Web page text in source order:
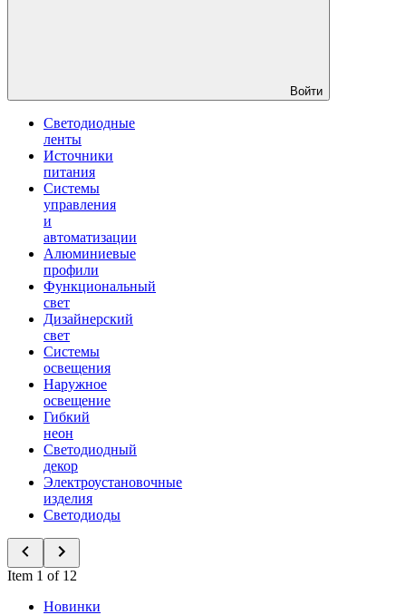
Войти
Светодиодные
ленты
Источники
питания
Системы
управления
и
автоматизации
Алюминиевые
профили
Функциональный
свет
Дизайнерский
свет
Системы
освещения
Наружное
освещение
Гибкий
неон
Светодиодный
декор
Электроустановочные
изделия
Светодиоды
Item 1 of 12
Новинки